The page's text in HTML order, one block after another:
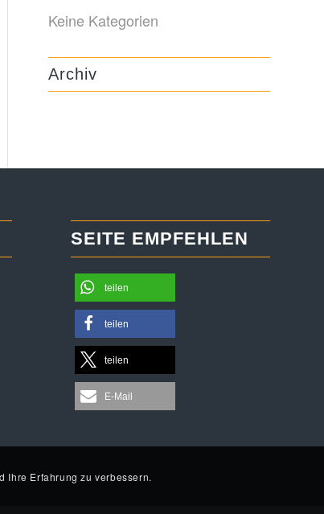
Keine Kategorien
Archiv
SEITE EMPFEHLEN
teilen
teilen
teilen
E-Mail
Ihre Erfahrung zu verbessern.